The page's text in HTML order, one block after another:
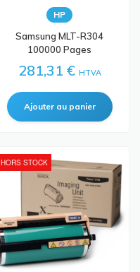
HP
Samsung MLT-R304
100000 Pages
281,31 € HTVA
HORS STOCK